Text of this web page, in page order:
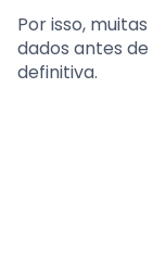
Por isso,
dados antes
definitiva.